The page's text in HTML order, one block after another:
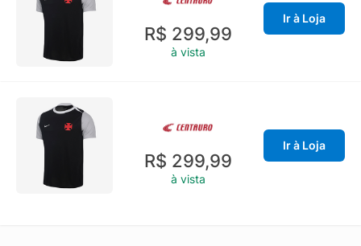
R$ 299,99
à vista
Ir à Loja
R$ 299,99
à vista
Ir à Loja